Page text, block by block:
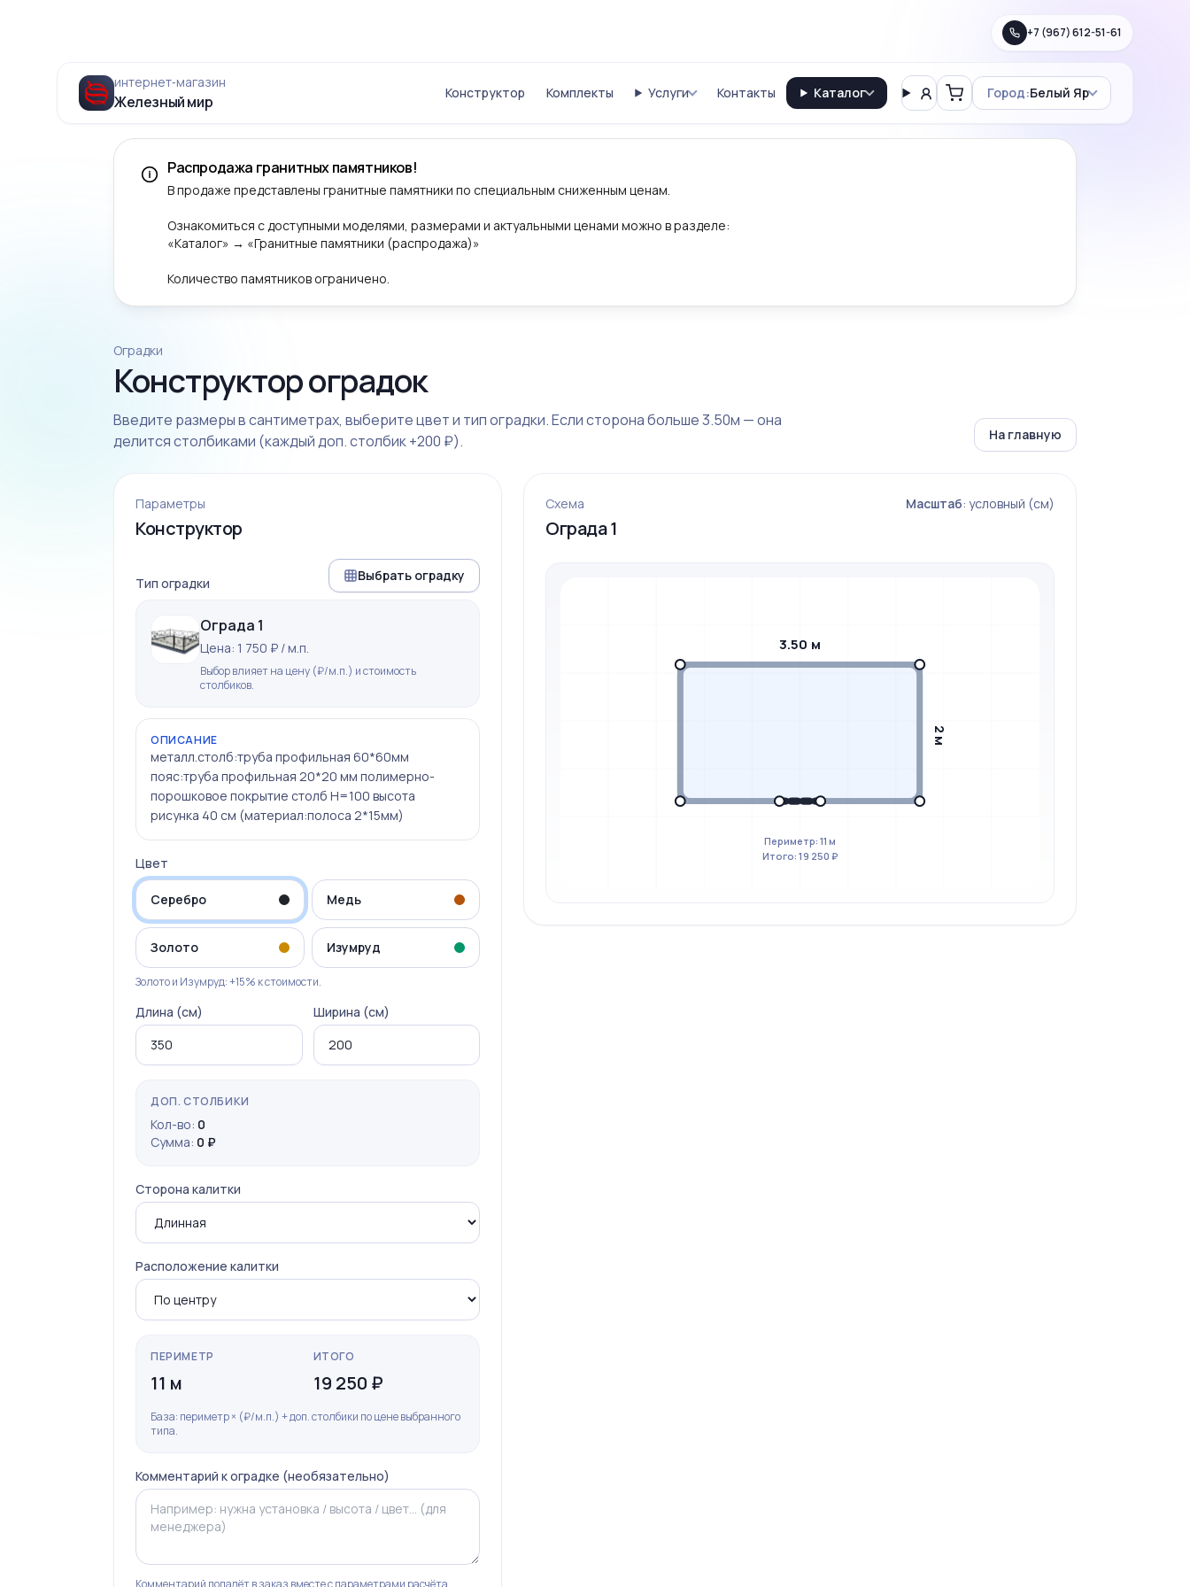
+7 (967) 612-51-61
интернет‑магазин
Железный мир Конструктор Комплекты Услуги Контакты Каталог ВходКорзинаГород:Белый Яр
Распродажа гранитных памятников!
В продаже представлены гранитные памятники по специальным сниженным ценам.
Ознакомиться с доступными моделями, размерами и актуальными ценами можно в разделе:
«Каталог» → «Гранитные памятники (распродажа)»
Количество памятников ограничено.
Оградки
Конструктор оградок
Введите размеры в сантиметрах, выберите цвет и тип оградки. Если сторона больше 3.50м — она
делится столбиками (каждый доп. столбик +200 ₽).
На главную
Параметры
Конструктор
Тип оградки Выбрать оградку
Ограда 1
Цена: 1 750 ₽ / м.п.
Выбор влияет на цену (₽/м.п.) и стоимость
столбиков.
ОПИСАНИЕ
металл.столб:труба профильная 60*60мм
пояс:труба профильная 20*20 мм полимерно-
порошковое покрытие столб Н=100 высота
рисунка 40 см (материал:полоса 2*15мм)
Цвет
Серебро Медь
Золото Изумруд
Золото и Изумруд: +15% к стоимости.
Длина (см) Ширина (см)
ДОП. СТОЛБИКИ
Кол-во: 0
Сумма: 0 ₽
Сторона калитки
Расположение калитки
ПЕРИМЕТР
11 м
ИТОГО
19 250 ₽
База: периметр × (₽/м.п.) + доп. столбики по цене выбранного
типа.
Комментарий к оградке (необязательно)
Комментарий попадёт в заказ вместе с параметрами расчёта.
Схема
Ограда 1
Масштаб: условный (см)
3.50 м
2 м
Периметр: 11 м
Итого: 19 250 ₽